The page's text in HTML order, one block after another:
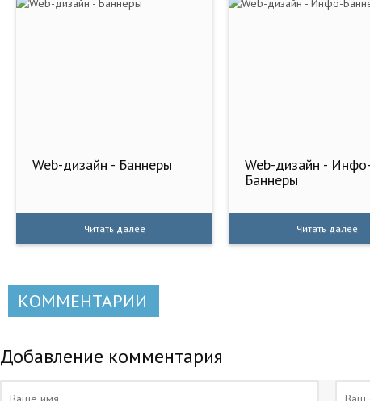
Web-дизайн - Баннеры
Читать далее
Web-дизайн - Инфо-
Баннеры
Читать далее
КОММЕНТАРИИ
Добавление комментария